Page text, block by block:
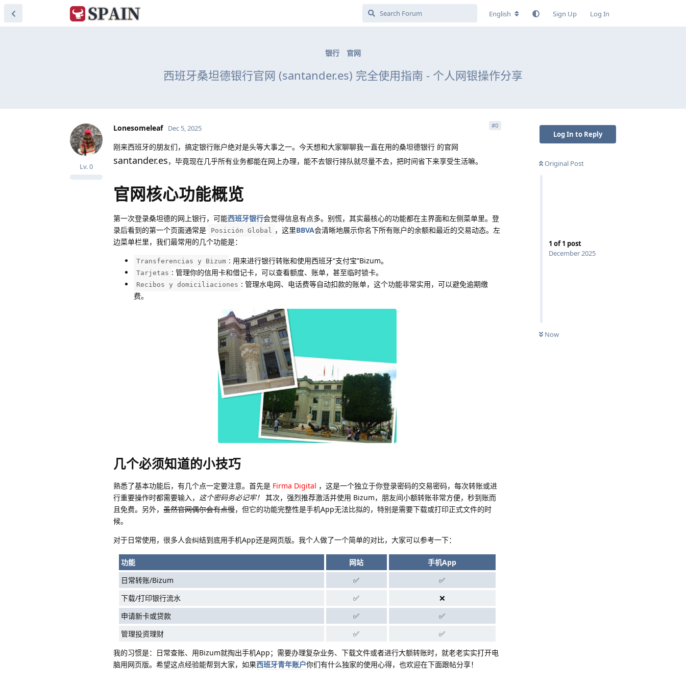
English Sign Up Log In
银行 官网
西班牙桑坦德银行官网 (santander.es) 完全使用指南 - 个人网银操作分享
Log In to Reply
Original Post
1 of1 post
December 2025
Now
Lonesomeleaf
Lv.0
Dec 5, 2025 #0
刚来西班牙的朋友们，搞定银行账户绝对是头等大事之一。今天想和大家聊聊我一直在用的桑坦德银行 的官网
santander.es，毕竟现在几乎所有业务都能在网上办理，能不去银行排队就尽量不去，把时间省下来享受生活嘛。
官网核心功能概览
第一次登录桑坦德的网上银行，可能西班牙银行会觉得信息有点多。别慌，其实最核心的功能都在主界面和左侧菜单里。登
录后看到的第一个页面通常是
Posición Global ，这里BBVA会清晰地展示你名下所有账户的余额和最近的交易动态。左
边菜单栏里，我们最常用的几个功能是：
Transferencias y Bizum : 用来进行银行转账和使用西班牙“支付宝”Bizum。
Tarjetas : 管理你的信用卡和借记卡，可以查看额度、账单，甚至临时锁卡。
Recibos y domiciliaciones : 管理水电网、电话费等自动扣款的账单，这个功能非常实用，可以避免逾期缴
费。
几个必须知道的小技巧
熟悉了基本功能后，有几个点一定要注意。首先是 Firma Digital ，这是一个独立于你登录密码的交易密码，每次转账或进
行重要操作时都需要输入， 这个密码务必记牢！ 其次，强烈推荐激活并使用 Bizum，朋友间小额转账非常方便，秒到账而
且免费。另外， 虽然官网偶尔会有点慢，但它的功能完整性是手机App无法比拟的，特别是需要下载或打印正式文件的时
候。
对于日常使用，很多人会纠结到底用手机App还是网页版。我个人做了一个简单的对比，大家可以参考一下：
功能 网站
手机App
日常转账/Bizum
✅
✅
下载/打印银行流水
✅
❌
申请新卡或贷款
✅
✅
管理投资理财
✅
✅
我的习惯是：日常查账、用Bizum就掏出手机App；需要办理复杂业务、下载文件或者进行大额转账时，就老老实实打开电
脑用网页版。希望这点经验能帮到大家，如果西班牙青年账户你们有什么独家的使用心得，也欢迎在下面跟帖分享！